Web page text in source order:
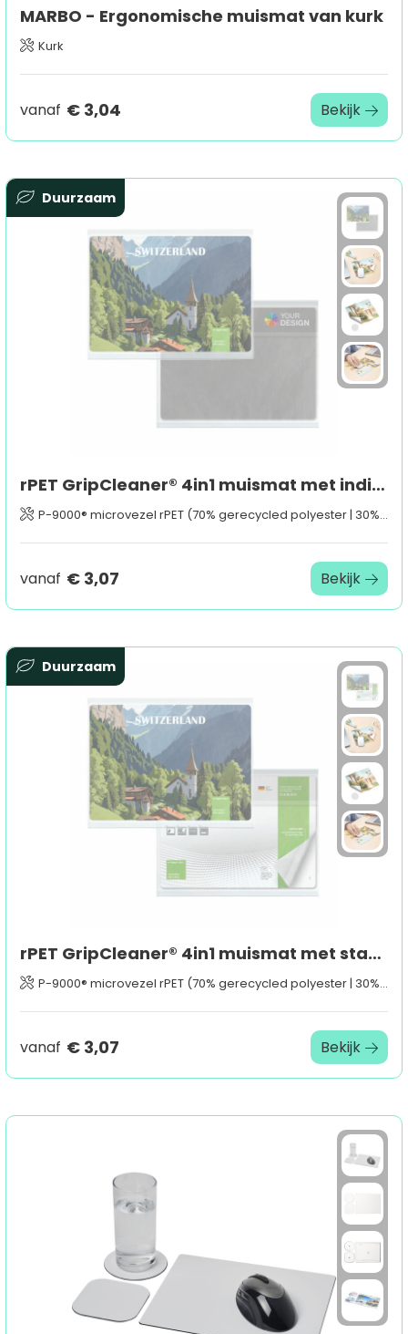
MARBO - Ergonomische muismat van kurk
Kurk
vanaf € 3,04 Bekijk
Duurzaam
rPET GripCleaner® 4in1 muismat met individuele inlegkaart, all-inclusive-pakket
P-9000® microvezel rPET (70% gerecycled polyester | 30% polyamide)
vanaf € 3,07 Bekijk
Duurzaam
rPET GripCleaner® 4in1 muismat met standaard inlegkaart, all-inclusive-pakket
P-9000® microvezel rPET (70% gerecycled polyester | 30% polyamide)
vanaf € 3,07 Bekijk